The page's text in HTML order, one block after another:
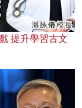
提升學習古文